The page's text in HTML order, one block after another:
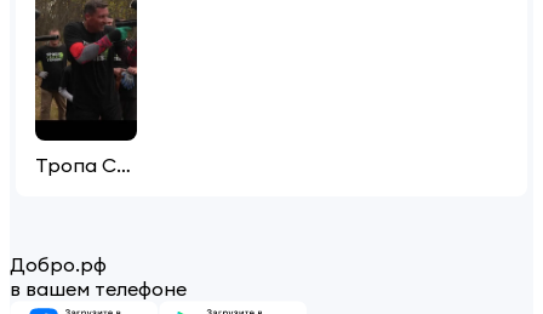
Тропа СВОих Героев
Добро.рф
в вашем телефоне